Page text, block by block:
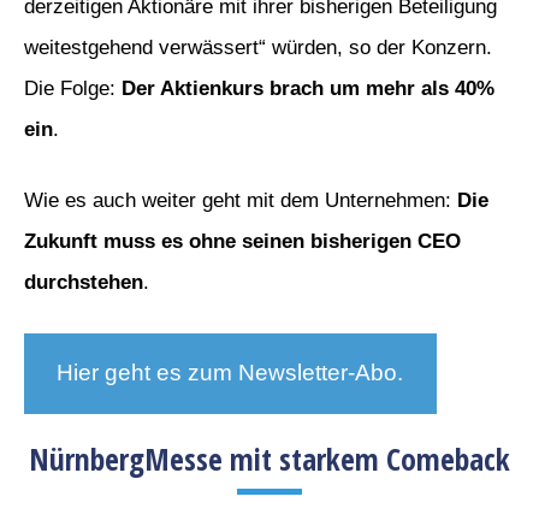
derzeitigen Aktionäre mit ihrer bisherigen Beteiligung
weitestgehend verwässert“ würden, so der Konzern.
Die Folge: Der Aktienkurs brach um mehr als 40%
ein.
Wie es auch weiter geht mit dem Unternehmen: Die
Zukunft muss es ohne seinen bisherigen CEO
durchstehen.
Hier geht es zum Newsletter-Abo.
NürnbergMesse mit starkem Comeback